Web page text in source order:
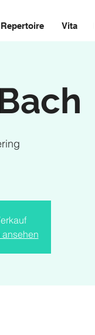
Repertoire Vita